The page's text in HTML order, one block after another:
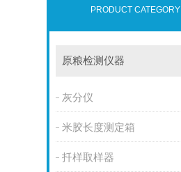
PRODUCT CATEGORY
原粮检测仪器
灰分仪
米胶长度测定箱
扦样取样器